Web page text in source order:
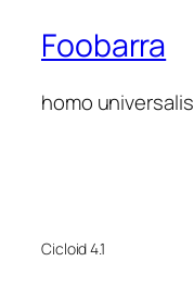
Foobarra
homo universalis
Cicloid 4.1